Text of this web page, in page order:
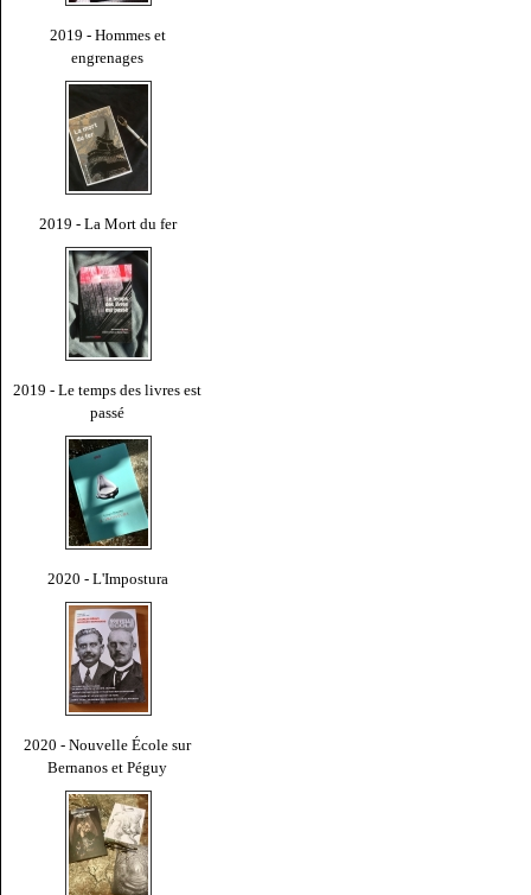
2019 - Hommes et
engrenages
2019 - La Mort du fer
2019 - Le temps des livres est
passé
2020 - L'Impostura
2020 - Nouvelle École sur
Bernanos et Péguy